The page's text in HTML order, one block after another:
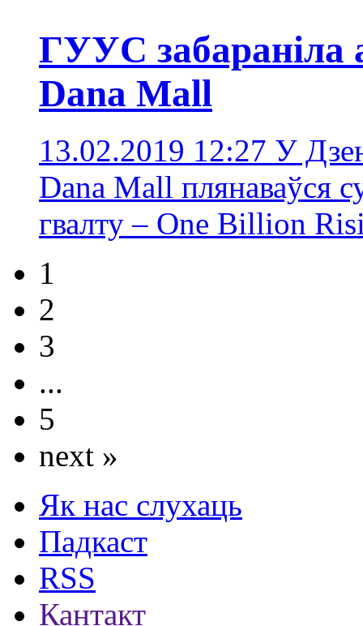
ГУУС забараніла
Dana Mall
13.02.2019 12:27 У
Dana Mall плянаваўся
гвалту – One Billion
1
2
3
...
5
next »
Як нас слухаць
Падкаст
RSS
Кантакт